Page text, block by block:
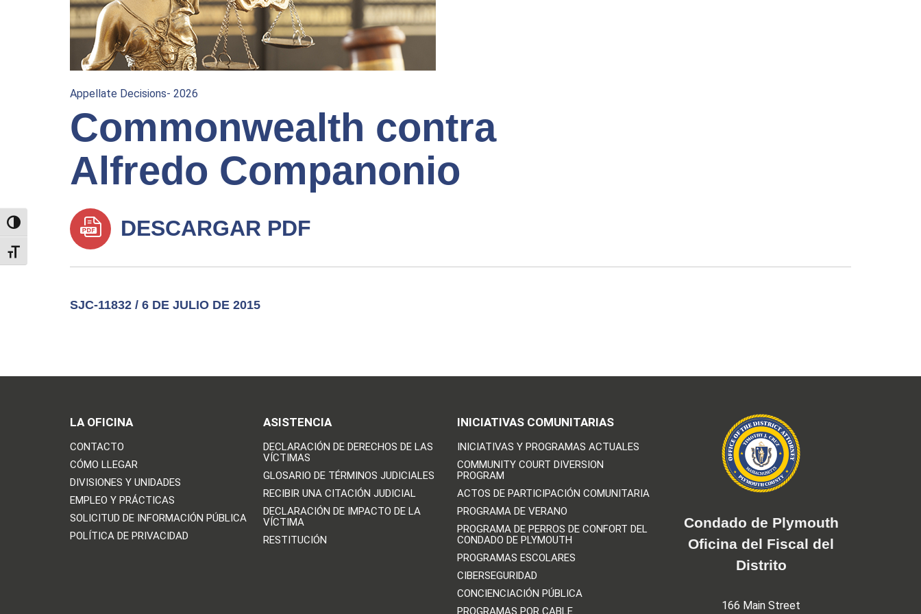
TOGGLE HIGH CONTRAST
TOGGLE FONT SIZE
Appellate Decisions- 2026
Commonwealth contra
Alfredo Companonio
DESCARGAR PDF
SJC-11832 / 6 DE JULIO DE 2015
LA OFICINA
CONTACTO
CÓMO LLEGAR
DIVISIONES Y UNIDADES
EMPLEO Y PRÁCTICAS
SOLICITUD DE INFORMACIÓN PÚBLICA
POLÍTICA DE PRIVACIDAD
ASISTENCIA
DECLARACIÓN DE DERECHOS DE LAS
VÍCTIMAS
GLOSARIO DE TÉRMINOS JUDICIALES
RECIBIR UNA CITACIÓN JUDICIAL
DECLARACIÓN DE IMPACTO DE LA
VÍCTIMA
RESTITUCIÓN
INICIATIVAS COMUNITARIAS
INICIATIVAS Y PROGRAMAS ACTUALES
COMMUNITY COURT DIVERSION
PROGRAM
ACTOS DE PARTICIPACIÓN COMUNITARIA
PROGRAMA DE VERANO
PROGRAMA DE PERROS DE CONFORT DEL
CONDADO DE PLYMOUTH
PROGRAMAS ESCOLARES
CIBERSEGURIDAD
CONCIENCIACIÓN PÚBLICA
PROGRAMAS POR CABLE
Condado de Plymouth
Oficina del Fiscal del
Distrito
166 Main Street